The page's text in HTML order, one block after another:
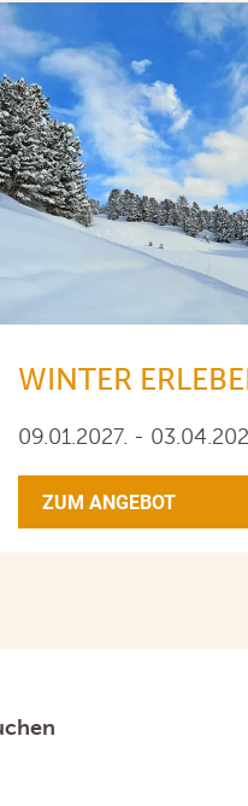
WINTER
09.01.2027. -
ZUM ANGEBOT